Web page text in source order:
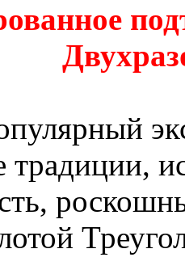
традиции,